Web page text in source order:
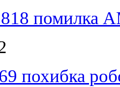
помилка
похибка